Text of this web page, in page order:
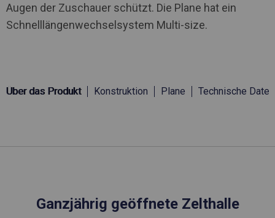
Augen der Zuschauer schützt. Die Plane hat ein
Schnelllängenwechselsystem Multi-size.
Über das Produkt Konstruktion Plane Technische Daten
Ganzjährig geöffnete Zelthalle